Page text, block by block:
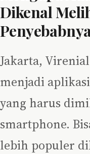
Dikenal
Jakarta,
menjadi
yang harus
smartphone.
lebih populer